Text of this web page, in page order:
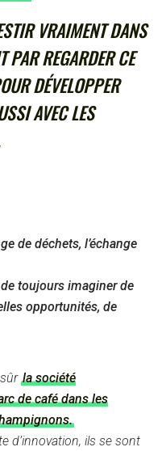
VRAIMENT DANS
PAR REGARDER CE
DÉVELOPPER
AVEC LES
de déchets, l’échange
toujours imaginer de
opportunités, de
la société
de café dans les
d’innovation, ils se sont